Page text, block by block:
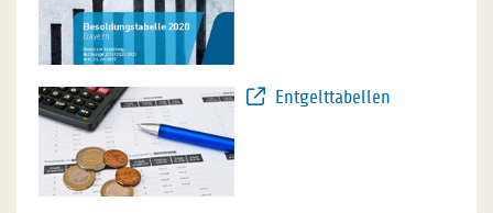
Entgelttabellen